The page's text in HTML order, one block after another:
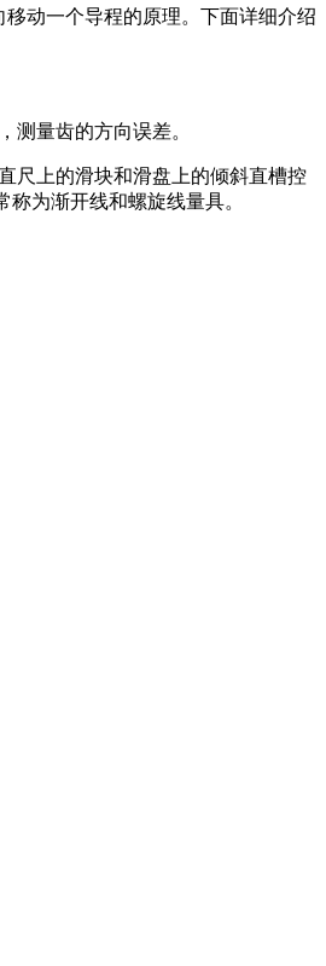
动一个导程的原理。下面详细介绍
量齿的方向误差。
尺上的滑块和滑盘上的倾斜直槽控
为渐开线和螺旋线量具。